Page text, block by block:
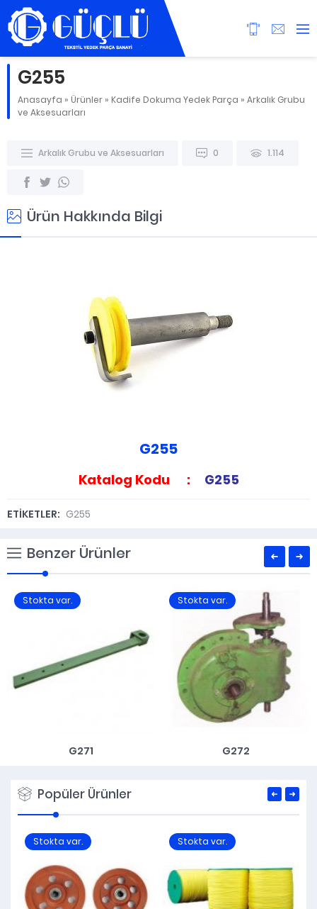
G255
Anasayfa » Ürünler » Kadife Dokuma Yedek Parça » Arkalık Grubu
ve Aksesuarları
Arkalık Grubu ve Aksesuarları 0 1.114
Ürün Hakkında Bilgi
G255
Katalog Kodu : G255
ETİKETLER: G255
Benzer Ürünler
Stokta var.
G271
Stokta var.
G272
Popüler Ürünler
Stokta var. Stokta var.